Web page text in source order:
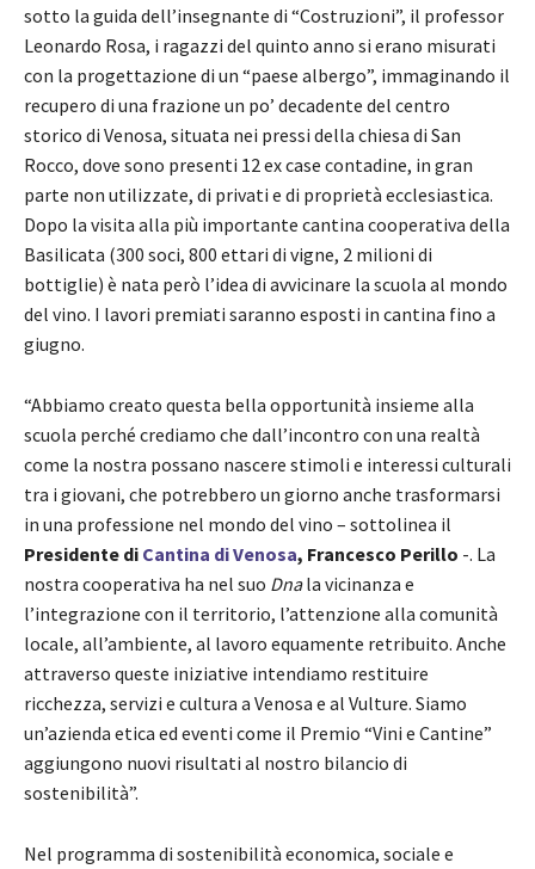
sotto la guida dell’insegnante di “Costruzioni”, il professor
Leonardo Rosa, i ragazzi del quinto anno si erano misurati
con la progettazione di un “paese albergo”, immaginando il
recupero di una frazione un po’ decadente del centro
storico di Venosa, situata nei pressi della chiesa di San
Rocco, dove sono presenti 12 ex case contadine, in gran
parte non utilizzate, di privati e di proprietà ecclesiastica.
Dopo la visita alla più importante cantina cooperativa della
Basilicata (300 soci, 800 ettari di vigne, 2 milioni di
bottiglie) è nata però l’idea di avvicinare la scuola al mondo
del vino. I lavori premiati saranno esposti in cantina fino a
giugno.
“Abbiamo creato questa bella opportunità insieme alla
scuola perché crediamo che dall’incontro con una realtà
come la nostra possano nascere stimoli e interessi culturali
tra i giovani, che potrebbero un giorno anche trasformarsi
in una professione nel mondo del vino – sottolinea il
Presidente di Cantina di Venosa, Francesco Perillo -. La
nostra cooperativa ha nel suo Dnala vicinanza e
l’integrazione con il territorio, l’attenzione alla comunità
locale, all’ambiente, al lavoro equamente retribuito. Anche
attraverso queste iniziative intendiamo restituire
ricchezza, servizi e cultura a Venosa e al Vulture. Siamo
un’azienda etica ed eventi come il Premio “Vini e Cantine”
aggiungono nuovi risultati al nostro bilancio di
sostenibilità”.
Nel programma di sostenibilità economica, sociale e